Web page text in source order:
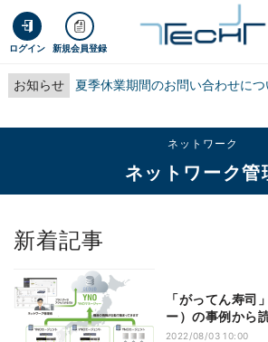
ログイン 新規会員登録
お知らせ 夏季休業期間のお問い合わせにつ
ネットワーク
ネットワーク管
新着記事
「がってん寿司
ー）の事例から
ットワーク機器
2022/08/03 10:00